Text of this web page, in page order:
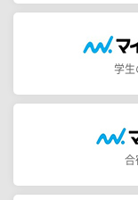
学生
合